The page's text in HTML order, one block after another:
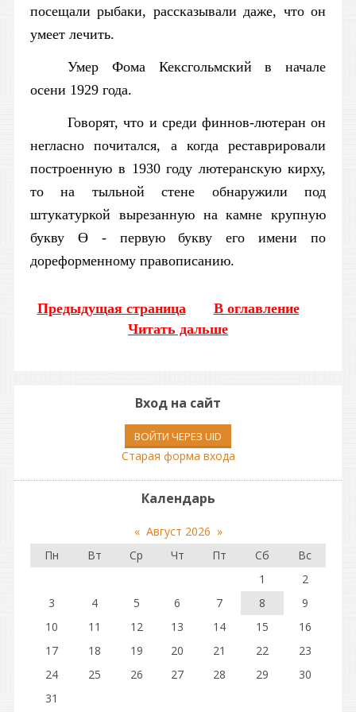
посещали рыбаки, рассказывали даже, что он
умеет лечить.
Умер Фома Кексгольмский в начале
осени 1929 года.
Говорят, что и среди финнов-лютеран он
негласно почитался, а когда реставрировали
построенную в 1930 году лютеранскую кирху,
то на тыльной стене обнаружили под
штукатуркой вырезанную на камне крупную
букву ϴ - первую букву его имени по
дореформенному правописанию.
Предыдущая страница
В оглавление
Читать дальше
Вход на сайт
ВОЙТИ ЧЕРЕЗ UID
Старая форма входа
Календарь
« Август 2026 »
Пн
Вт Ср Чт Пт Сб
Вс
1
2
3
4 5 6 7 8
9
10
11 12 13 14 15
16
17
18 19 20 21 22
23
24
25 26 27 28 29
30
31